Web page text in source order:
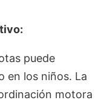
puede
en los niños. La
motora